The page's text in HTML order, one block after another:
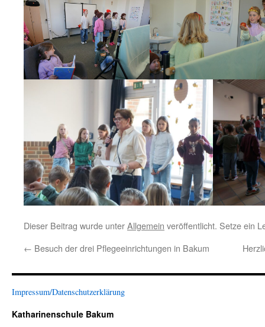
Dieser Beitrag wurde unterAllgemein veröffentlicht. Setze ein
← Besuch der drei Pflegeeinrichtungen in Bakum
Impressum/Datenschutzerklärung
Katharinenschule Bakum